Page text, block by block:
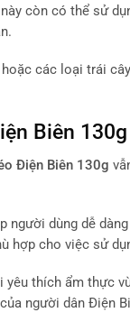
này còn có thể sử
các loại trái
Biên 130g
Điện Biên 130g
người dùng dễ
hợp cho việc sử
yêu thích ẩm thực
người dân Điện